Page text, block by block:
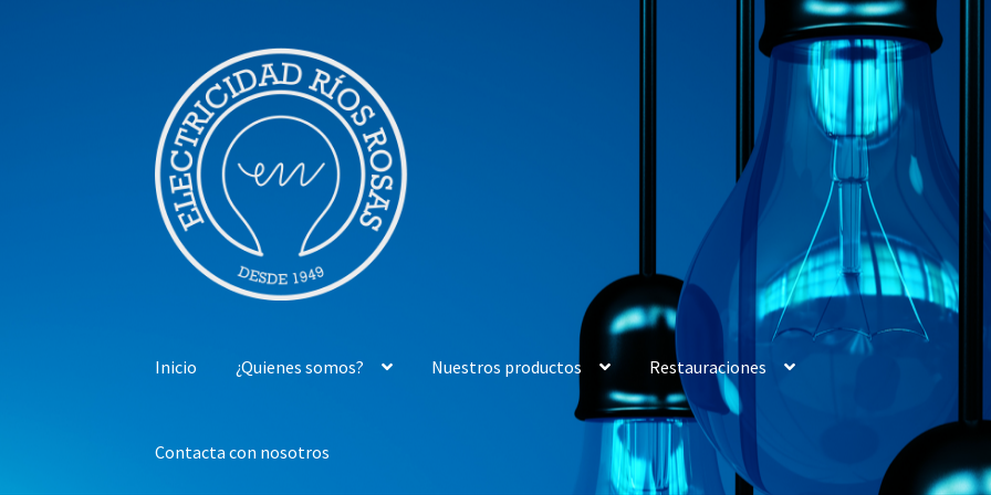
la
navegación
contenido
Inicio ¿Quienes somos? Nuestros productos Restauraciones
Contacta con nosotros